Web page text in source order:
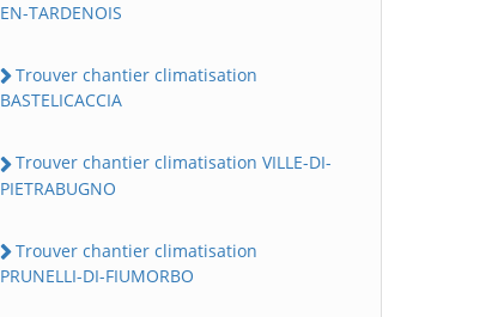
EN-TARDENOIS
Trouver chantier climatisation
BASTELICACCIA
Trouver chantier climatisation VILLE-DI-
PIETRABUGNO
Trouver chantier climatisation
PRUNELLI-DI-FIUMORBO